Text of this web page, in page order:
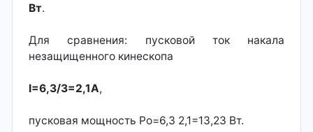
Вт.
Для сравнения: пусковой ток накала
незащищенного кинескопа
I=6,3/3=2,1А,
пусковая мощность Ро=6,3 2,1=13,23 Вт.